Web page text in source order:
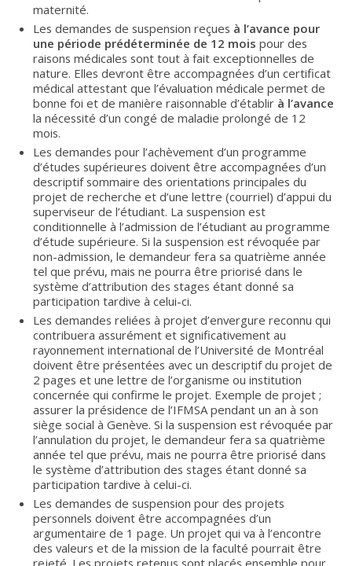
maternité.
Les demandes de suspension reçues à l’avance pour
une période prédéterminée de 12 moispour des
raisons médicales sont tout à fait exceptionnelles de
nature. Elles devront être accompagnées d’un certificat
médical attestant que l’évaluation médicale permet de
bonne foi et de manière raisonnable d’établir à l’avance
la nécessité d’un congé de maladie prolongé de 12
mois.
Les demandes pour l’achèvement d’un programme
d’études supérieures doivent être accompagnées d’un
descriptif sommaire des orientations principales du
projet de recherche et d’une lettre (courriel) d’appui du
superviseur de l’étudiant. La suspension est
conditionnelle à l’admission de l’étudiant au programme
d’étude supérieure. Si la suspension est révoquée par
non-admission, le demandeur fera sa quatrième année
tel que prévu, mais ne pourra être priorisé dans le
système d’attribution des stages étant donné sa
participation tardive à celui-ci.
Les demandes reliées à projet d’envergure reconnu qui
contribuera assurément et significativement au
rayonnement international de l’Université de Montréal
doivent être présentées avec un descriptif du projet de
2 pages et une lettre de l’organisme ou institution
concernée qui confirme le projet. Exemple de projet ;
assurer la présidence de l’IFMSA pendant un an à son
siège social à Genève. Si la suspension est révoquée par
l’annulation du projet, le demandeur fera sa quatrième
année tel que prévu, mais ne pourra être priorisé dans
le système d’attribution des stages étant donné sa
participation tardive à celui-ci.
Les demandes de suspension pour des projets
personnels doivent être accompagnées d’un
argumentaire de 1 page. Un projet qui va à l’encontre
des valeurs et de la mission de la faculté pourrait être
rejeté. Les projets retenus sont placés ensemble pour